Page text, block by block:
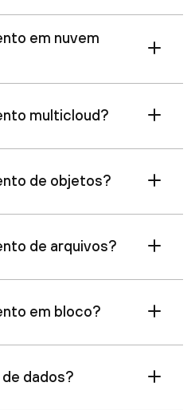
em nuvem
multicloud?
de objetos?
de arquivos?
em bloco?
dados?